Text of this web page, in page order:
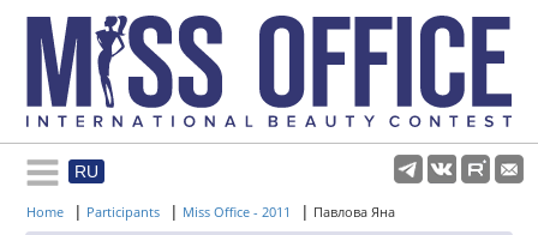
RU
Rules and regulations
Home | Participants | Miss Office - 2011 | Павлова Яна